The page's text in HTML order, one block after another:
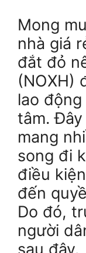
Mong
nhà giá
đắt đỏ
(NOXH)
lao
tâm.
mang
song đi
điều
đến
Do đó,
người